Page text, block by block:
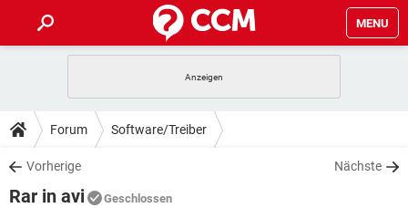
MENU
ANDROID IOS
WINDOWS 10
WHATSAPP
TIPPS & TRICKS
SPIELE
DOWNLOADS
SPIELE
Forum Software/Treiber
Vorherige Nächste
Rar in avi Geschlossen